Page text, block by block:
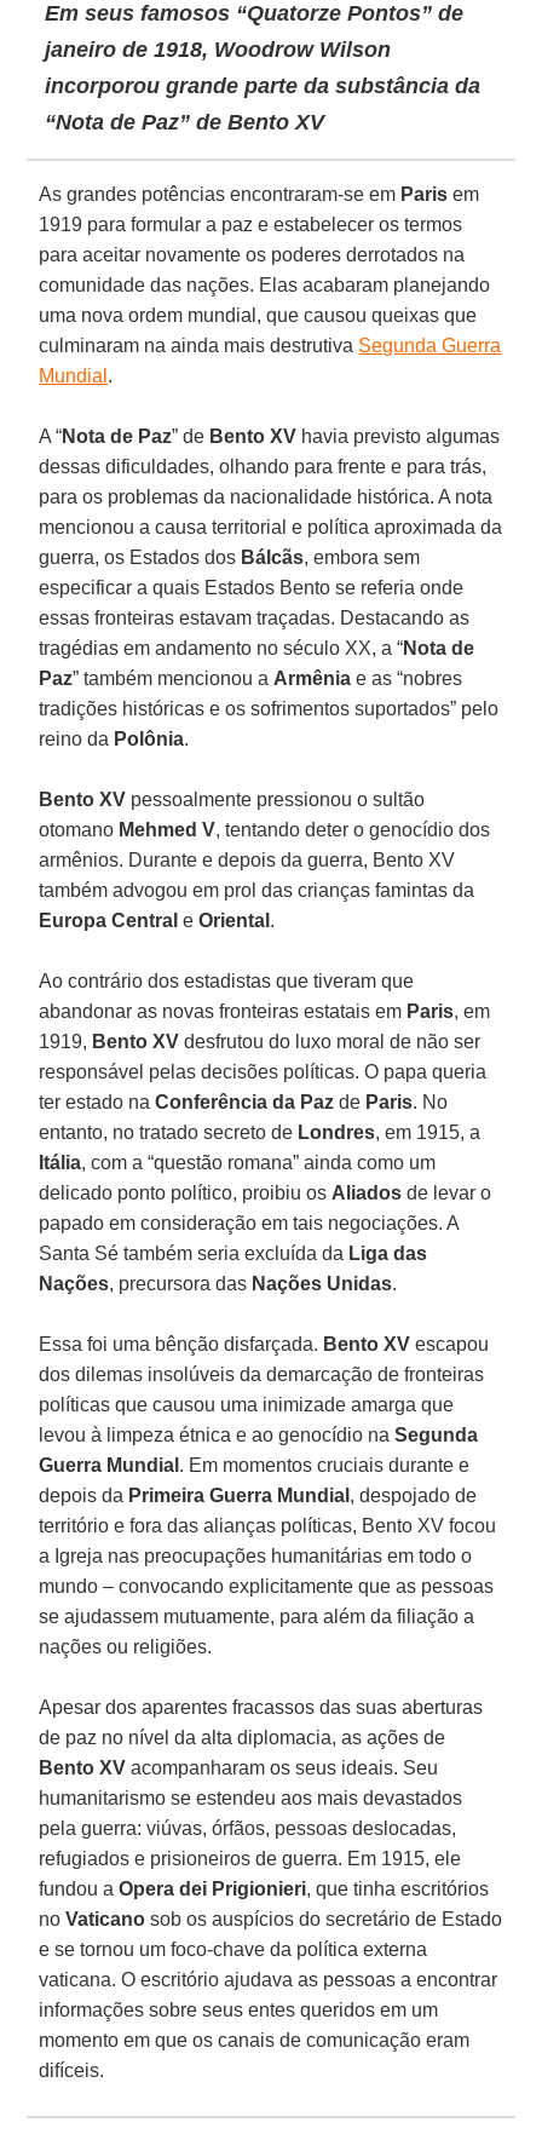
Em seus famosos “Quatorze Pontos” de
janeiro de 1918, Woodrow Wilson
incorporou grande parte da substância da
“Nota de Paz” de Bento XV
As grandes potências encontraram-se em Paris em
1919 para formular a paz e estabelecer os termos
para aceitar novamente os poderes derrotados na
comunidade das nações. Elas acabaram planejando
uma nova ordem mundial, que causou queixas que
culminaram na ainda mais destrutiva Segunda Guerra
Mundial .
A “Nota de Paz” de Bento XV havia previsto algumas
dessas dificuldades, olhando para frente e para trás,
para os problemas da nacionalidade histórica. A nota
mencionou a causa territorial e política aproximada da
guerra, os Estados dos Bálcãs, embora sem
especificar a quais Estados Bento se referia onde
essas fronteiras estavam traçadas. Destacando as
tragédias em andamento no século XX, a “Nota de
Paz” também mencionou a Armênia e as “nobres
tradições históricas e os sofrimentos suportados” pelo
reino da Polônia.
Bento XV pessoalmente pressionou o sultão
otomano Mehmed V, tentando deter o genocídio dos
armênios. Durante e depois da guerra, Bento XV
também advogou em prol das crianças famintas da
Europa Central eOriental .
Ao contrário dos estadistas que tiveram que
abandonar as novas fronteiras estatais em Paris, em
1919, Bento XV desfrutou do luxo moral de não ser
responsável pelas decisões políticas. O papa queria
ter estado naConferência da Paz de Paris. No
entanto, no tratado secreto de Londres, em 1915, a
Itália, com a “questão romana” ainda como um
delicado ponto político, proibiu os Aliados de levar o
papado em consideração em tais negociações. A
Santa Sé também seria excluída da Liga das
Nações, precursora das Nações Unidas.
Essa foi uma bênção disfarçada. Bento XV escapou
dos dilemas insolúveis da demarcação de fronteiras
políticas que causou uma inimizade amarga que
levou à limpeza étnica e ao genocídio naSegunda
Guerra Mundial . Em momentos cruciais durante e
depois da Primeira Guerra Mundial , despojado de
território e fora das alianças políticas, Bento XV focou
a Igreja nas preocupações humanitárias em todo o
mundo – convocando explicitamente que as pessoas
se ajudassem mutuamente, para além da filiação a
nações ou religiões.
Apesar dos aparentes fracassos das suas aberturas
de paz no nível da alta diplomacia, as ações de
Bento XV acompanharam os seus ideais. Seu
humanitarismo se estendeu aos mais devastados
pela guerra: viúvas, órfãos, pessoas deslocadas,
refugiados e prisioneiros de guerra. Em 1915, ele
fundou aOpera dei Prigionieri, que tinha escritórios
noVaticano sob os auspícios do secretário de Estado
e se tornou um foco-chave da política externa
vaticana. O escritório ajudava as pessoas a encontrar
informações sobre seus entes queridos em um
momento em que os canais de comunicação eram
difíceis.